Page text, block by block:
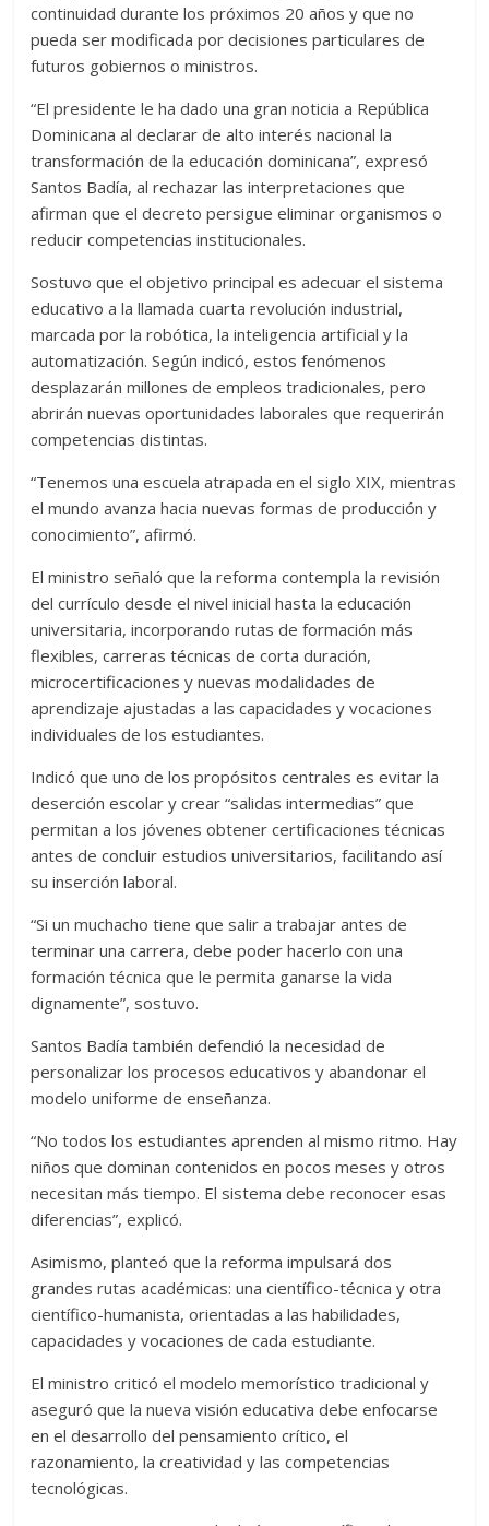
continuidad durante los próximos 20 años y que no
pueda ser modificada por decisiones particulares de
futuros gobiernos o ministros.
“El presidente le ha dado una gran noticia a República
Dominicana al declarar de alto interés nacional la
transformación de la educación dominicana”, expresó
Santos Badía, al rechazar las interpretaciones que
afirman que el decreto persigue eliminar organismos o
reducir competencias institucionales.
Sostuvo que el objetivo principal es adecuar el sistema
educativo a la llamada cuarta revolución industrial,
marcada por la robótica, la inteligencia artificial y la
automatización. Según indicó, estos fenómenos
desplazarán millones de empleos tradicionales, pero
abrirán nuevas oportunidades laborales que requerirán
competencias distintas.
“Tenemos una escuela atrapada en el siglo XIX, mientras
el mundo avanza hacia nuevas formas de producción y
conocimiento”, afirmó.
El ministro señaló que la reforma contempla la revisión
del currículo desde el nivel inicial hasta la educación
universitaria, incorporando rutas de formación más
flexibles, carreras técnicas de corta duración,
microcertificaciones y nuevas modalidades de
aprendizaje ajustadas a las capacidades y vocaciones
individuales de los estudiantes.
Indicó que uno de los propósitos centrales es evitar la
deserción escolar y crear “salidas intermedias” que
permitan a los jóvenes obtener certificaciones técnicas
antes de concluir estudios universitarios, facilitando así
su inserción laboral.
“Si un muchacho tiene que salir a trabajar antes de
terminar una carrera, debe poder hacerlo con una
formación técnica que le permita ganarse la vida
dignamente”, sostuvo.
Santos Badía también defendió la necesidad de
personalizar los procesos educativos y abandonar el
modelo uniforme de enseñanza.
“No todos los estudiantes aprenden al mismo ritmo. Hay
niños que dominan contenidos en pocos meses y otros
necesitan más tiempo. El sistema debe reconocer esas
diferencias”, explicó.
Asimismo, planteó que la reforma impulsará dos
grandes rutas académicas: una científico-técnica y otra
científico-humanista, orientadas a las habilidades,
capacidades y vocaciones de cada estudiante.
El ministro criticó el modelo memorístico tradicional y
aseguró que la nueva visión educativa debe enfocarse
en el desarrollo del pensamiento crítico, el
razonamiento, la creatividad y las competencias
tecnológicas.